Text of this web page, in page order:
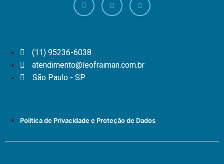
(11) 95236-6038
atendimento@leofraiman.com.br
São Paulo - SP
Política de Privacidade e Proteção de Dados